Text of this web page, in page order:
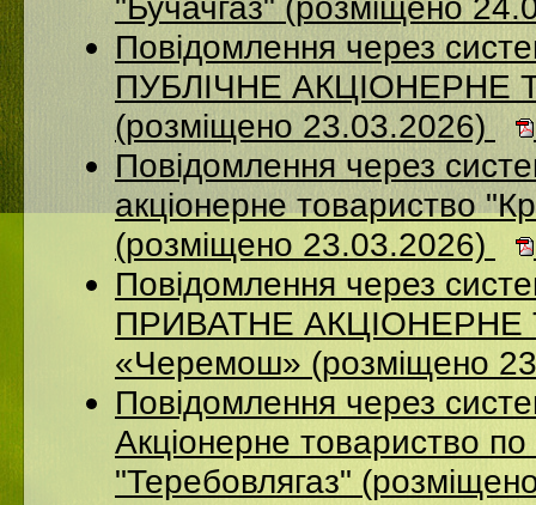
Повідомлення через
ПУБЛІЧНЕ АКЦІОНЕРНЕ
(розміщено 23.03.2026)
Повідомлення через
акцiонерне товариство
(розміщено 23.03.2026)
Повідомлення через
ПРИВАТНЕ АКЦІОНЕРНЕ
«Черемош» (розміщено
Повідомлення через
Акціонерне товариство по
"Теребовлягаз"